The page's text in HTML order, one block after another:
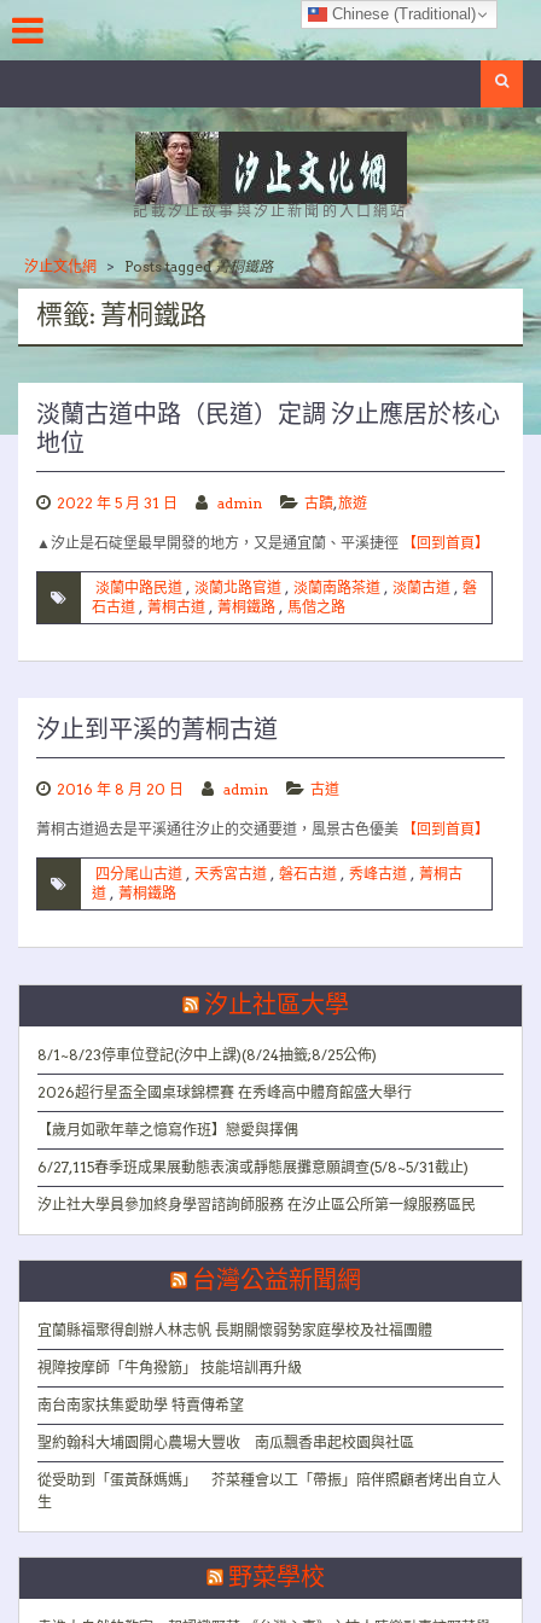
to
content
記載汐止故事與汐止新聞的入口網站
汐止文化網 > Posts tagged菁桐鐵路
標籤: 菁桐鐵路
淡蘭古道中路（民道）定調 汐止應居於核心
地位
2022 年 5 月 31 日 admin 古蹟,旅遊
▲汐止是石碇堡最早開發的地方，又是通宜蘭、平溪捷徑 【回到首頁】
淡蘭中路民道 , 淡蘭北路官道 , 淡蘭南路茶道 , 淡蘭古道 , 磐
石古道 , 菁桐古道 , 菁桐鐵路 , 馬偕之路
汐止到平溪的菁桐古道
2016 年 8 月 20 日 admin 古道
菁桐古道過去是平溪通往汐止的交通要道，風景古色優美 【回到首頁】
四分尾山古道 , 天秀宮古道 , 磐石古道 , 秀峰古道 , 菁桐古
道 , 菁桐鐵路
汐止社區大學
8/1~8/23停車位登記(汐中上課)(8/24抽籤;8/25公佈)
2026超行星盃全國桌球錦標賽 在秀峰高中體育館盛大舉行
【歲月如歌年華之憶寫作班】戀愛與擇偶
6/27,115春季班成果展動態表演或靜態展攤意願調查(5/8~5/31截止)
汐止社大學員參加終身學習諮詢師服務 在汐止區公所第一線服務區民
台灣公益新聞網
宜蘭縣福聚得創辦人林志帆 長期關懷弱勢家庭學校及社福團體
視障按摩師「牛角撥筋」 技能培訓再升級
南台南家扶集愛助學 特賣傳希望
聖約翰科大埔園開心農場大豐收 南瓜飄香串起校園與社區
從受助到「蛋黃酥媽媽」 芥菜種會以工「帶振」陪伴照顧者烤出自立人
生
野菜學校
Chinese (Traditional)